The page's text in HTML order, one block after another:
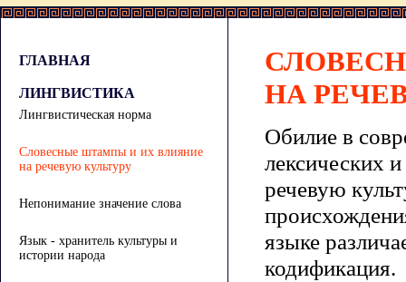
ГЛАВНАЯ
ЛИНГВИСТИКА
Лингвистическая норма
Словесные штампы и их влияние
на речевую культуру
Непонимание значение слова
Язык - хранитель культуры и
истории народа
НА
Обилие в
лексических
речевую
языке
кодификация.